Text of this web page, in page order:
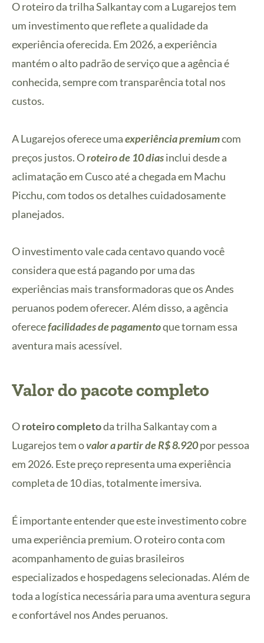
O roteiro da trilha Salkantay com a Lugarejos tem
um investimento que reflete a qualidade da
experiência oferecida. Em 2026, a experiência
mantém o alto padrão de serviço que a agência é
conhecida, sempre com transparência total nos
custos.
A Lugarejos oferece umaexperiência premiumcom
preços justos. Oroteiro de 10 diasinclui desde a
aclimatação em Cusco até a chegada em Machu
Picchu, com todos os detalhes cuidadosamente
planejados.
O investimento vale cada centavo quando você
considera que está pagando por uma das
experiências mais transformadoras que os Andes
peruanos podem oferecer. Além disso, a agência
oferecefacilidades de pagamentoque tornam essa
aventura mais acessível.
Valor do pacote completo
Oroteiro completoda trilha Salkantay com a
Lugarejos tem ovalor a partir de R$ 8.920por pessoa
em 2026. Este preço representa uma experiência
completa de 10 dias, totalmente imersiva.
É importante entender que este investimento cobre
uma experiência premium. O roteiro conta com
acompanhamento de guias brasileiros
especializados e hospedagens selecionadas. Além de
toda a logística necessária para uma aventura segura
e confortável nos Andes peruanos.